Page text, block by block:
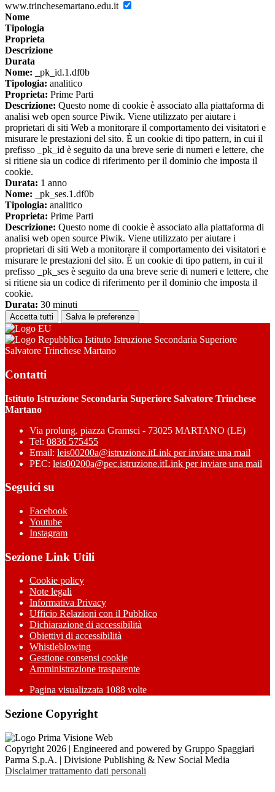
www.trinchesemartano.edu.it
Nome
Tipologia
Proprieta
Descrizione
Durata
Nome: _pk_id.1.df0b
Tipologia: analitico
Proprieta: Prime Parti
Descrizione: Questo nome di cookie è associato alla piattaforma di
analisi web open source Piwik. Viene utilizzato per aiutare i
proprietari di siti Web a monitorare il comportamento dei visitatori e
misurare le prestazioni del sito. È un cookie di tipo pattern, in cui il
prefisso _pk_id è seguito da una breve serie di numeri e lettere, che
si ritiene sia un codice di riferimento per il dominio che imposta il
cookie.
Durata: 1 anno
Nome: _pk_ses.1.df0b
Tipologia: analitico
Proprieta: Prime Parti
Descrizione: Questo nome di cookie è associato alla piattaforma di
analisi web open source Piwik. Viene utilizzato per aiutare i
proprietari di siti Web a monitorare il comportamento dei visitatori e
misurare le prestazioni del sito. È un cookie di tipo pattern, in cui il
prefisso _pk_ses è seguito da una breve serie di numeri e lettere, che
si ritiene sia un codice di riferimento per il dominio che imposta il
cookie.
Durata: 30 minuti
Accetta tutti Salva le preferenze
Istituto Istruzione Secondaria Superiore
Salvatore Trinchese Martano
Contatti
Istituto Istruzione Secondaria Superiore Salvatore Trinchese
Martano
Via prolung. piazza Gramsci - 73025 MARTANO (LE)
Tel: 0836 575455
Email: leis00200a@istruzione.itLink per inviare una mail
PEC: leis00200a@pec.istruzione.itLink per inviare una mail
Seguici su
Facebook
Youtube
Instagram
Sezione Link Utili
Cookie policy
Note legali
Informativa Privacy
Ufficio Relazioni con il Pubblico
Dichiarazione di accessibilità
Obiettivi di accessibilità
Whistleblowing
Gestione consensi cookie
Amministrazione trasparente
Pagina visualizzata 1088 volte
Sezione Copyright
Copyright 2026 | Engineered and powered by Gruppo Spaggiari
Parma S.p.A. | Divisione Publishing & New Social Media
Disclaimer trattamento dati personali